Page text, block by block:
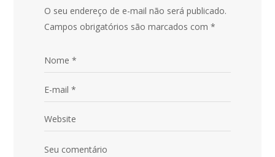
O seu endereço de e-mail não será publicado.
Campos obrigatórios são marcados com*